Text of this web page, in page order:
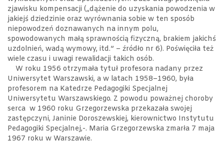
zjawisku kompensacji („dążenie do uzyskania powodzenia w
jakiejś dziedzinie oraz wyrównania sobie w ten sposób
niepowodzeń doznawanych na innym polu,
spowodowanych małą sprawnością fizyczną, brakiem jakichś
uzdolnień, wadą wymowy, itd.” – źródło nr 6). Poświęciła też
wiele czasu i uwagi rewalidacji takich osób.
W roku 1956 otrzymała tytuł profesora nadany przez
Uniwersytet Warszawski, a w latach 1958–1960, była
profesorem na Katedrze Pedagogiki Specjalnej
Uniwersytetu Warszawskiego. Z powodu poważnej choroby
serca w 1960 roku Grzegorzewska przekazała swojej
zastępczyni, Janinie Doroszewskiej, kierownictwo Instytutu
Pedagogiki Specjalnej,-. Maria Grzegorzewska zmarła 7 maja
1967 roku w Warszawie.